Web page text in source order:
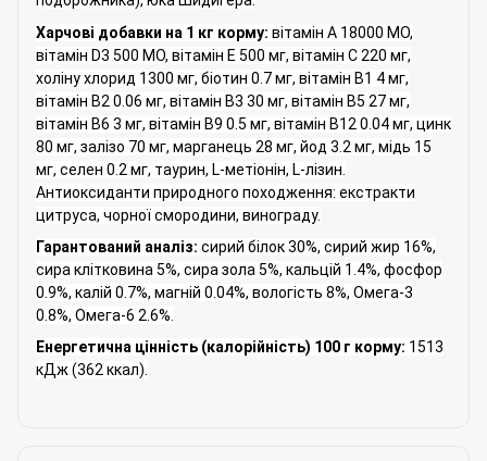
Харчові добавки на 1 кг корму: вітамін A 18000 МО,
вітамін D3 500 МО, вітамін Е 500 мг, вітамін C 220 мг,
холіну хлорид 1300 мг, біотин 0.7 мг, вітамін В1 4 мг,
вітамін В2 0.06 мг, вітамін В3 30 мг, вітамін В5 27 мг,
вітамін В6 3 мг, вітамін В9 0.5 мг, вітамін В12 0.04 мг, цинк
80 мг, залізо 70 мг, марганець 28 мг, йод 3.2 мг, мідь 15
мг, селен 0.2 мг, таурин, L-метіонін, L-лізин.
Антиоксиданти природного походження: екстракти
цитруса, чорної смородини, винограду.
Гарантований аналіз: сирий білок 30%, сирий жир 16%,
сира клітковина 5%, сира зола 5%, кальцій 1.4%, фосфор
0.9%, калій 0.7%, магній 0.04%, вологість 8%, Омега-3
0.8%, Омега-6 2.6%.
Енергетична цінність (калорійність) 100 г корму: 1513
кДж (362 ккал).